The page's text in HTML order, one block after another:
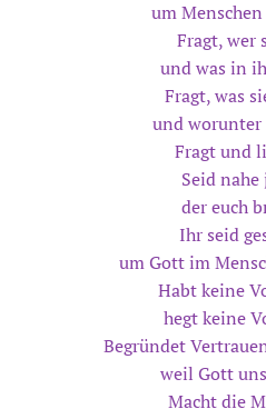
um
Fragt, wer
und was in
Fragt, was
und worunter
Fragt und
Seid nahe
der euch
Ihr seid
um Gott im
Habt keine
hegt keine
Begründet
weil Gott
Macht die